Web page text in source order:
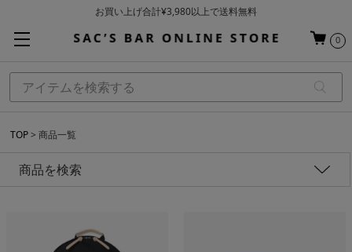
基本配送料 ¥550(沖縄・離島を除く)
お買い上げ合計¥3,980以上で送料無料
0
TOP 商品一覧
商品を検索